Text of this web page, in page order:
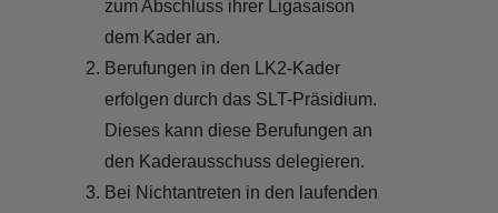
zum Abschluss ihrer Ligasaison
dem Kader an.
Berufungen in den LK2-Kader
erfolgen durch das SLT-Präsidium.
Dieses kann diese Berufungen an
den Kaderausschuss delegieren.
Bei Nichtantreten in den laufenden